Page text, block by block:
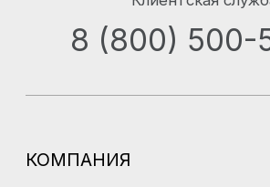
Доставка опасных грузов
Железнодорожные перевозки
Авиаперевозки